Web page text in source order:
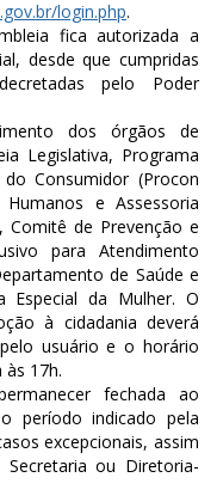
login.php.
fica autorizada a
desde que cumpridas
pelo Poder
dos órgãos de
Legislativa, Programa
Consumidor (Procon
e Assessoria
Comitê de Prevenção e
para Atendimento
de Saúde e
Especial da Mulher. O
à cidadania deverá
usuário e o horário
às 17h.
fechada ao
período indicado pela
excepcionais, assim
Secretaria ou Diretoria-